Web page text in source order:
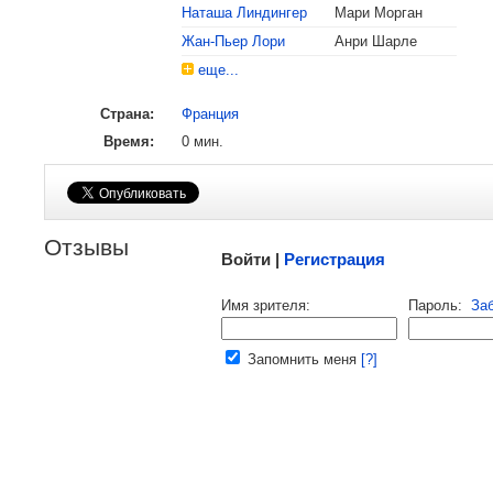
Наташа Линдингер
Мари Морган
Жан-Пьер Лори
Анри Шарле
еще...
Страна:
Франция
Время:
0 мин.
Отзывы Войти | Регистрация
Имя зрителя: Пароль:
Запомнить меня [?]